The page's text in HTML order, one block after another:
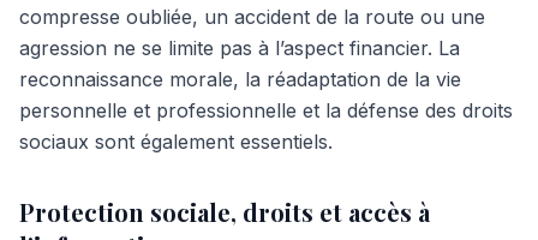
compresse oubliée, un accident de la route ou une
agression ne se limite pas à l’aspect financier. La
reconnaissance morale, la réadaptation de la vie
personnelle et professionnelle et la défense des droits
sociaux sont également essentiels.
Protection sociale, droits et accès à